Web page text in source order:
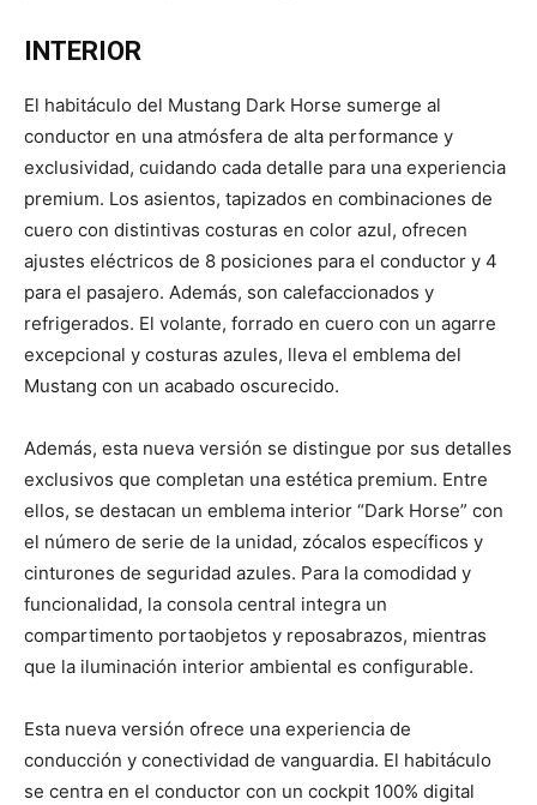
INTERIOR
El habitáculo del Mustang Dark Horse sumerge al
conductor en una atmósfera de alta performance y
exclusividad, cuidando cada detalle para una experiencia
premium. Los asientos, tapizados en combinaciones de
cuero con distintivas costuras en color azul, ofrecen
ajustes eléctricos de 8 posiciones para el conductor y 4
para el pasajero. Además, son calefaccionados y
refrigerados. El volante, forrado en cuero con un agarre
excepcional y costuras azules, lleva el emblema del
Mustang con un acabado oscurecido.
Además, esta nueva versión se distingue por sus detalles
exclusivos que completan una estética premium. Entre
ellos, se destacan un emblema interior “Dark Horse” con
el número de serie de la unidad, zócalos específicos y
cinturones de seguridad azules. Para la comodidad y
funcionalidad, la consola central integra un
compartimento portaobjetos y reposabrazos, mientras
que la iluminación interior ambiental es configurable.
Esta nueva versión ofrece una experiencia de
conducción y conectividad de vanguardia. El habitáculo
se centra en el conductor con un cockpit 100% digital